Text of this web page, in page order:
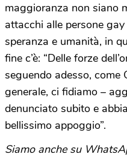
maggioranza non siano
attacchi alle persone
speranza e umanità, in
fine c’è: “Delle forze
seguendo adesso, come
generale, ci fidiamo –
denunciato subito e
bellissimo appoggio”.
Siamo anche su